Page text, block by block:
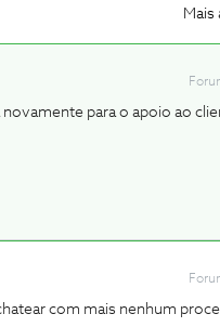
novamente para o apoio ao
com mais nenhum